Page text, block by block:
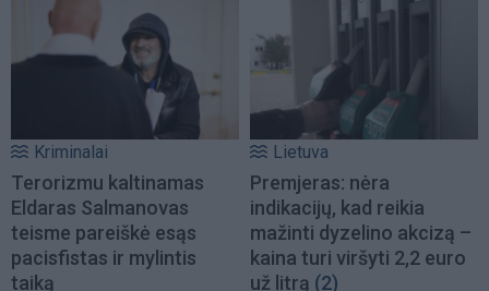
Kriminalai
Terorizmu kaltinamas
Eldaras Salmanovas
teisme pareiškė esąs
pacisfistas ir mylintis
taiką
Lietuva
Premjeras: nėra
indikacijų, kad reikia
mažinti dyzelino akcizą –
kaina turi viršyti 2,2 euro
už litrą (2)